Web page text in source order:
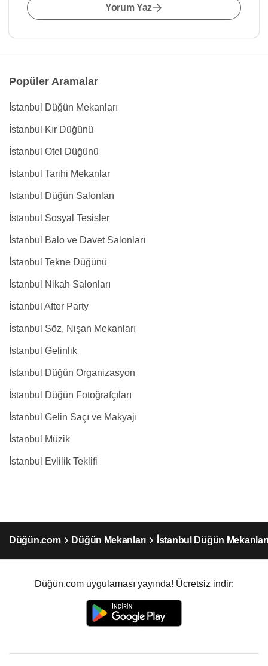
Yorum Yaz
Popüler Aramalar
İstanbul Düğün Mekanları
İstanbul Kır Düğünü
İstanbul Otel Düğünü
İstanbul Tarihi Mekanlar
İstanbul Düğün Salonları
İstanbul Sosyal Tesisler
İstanbul Balo ve Davet Salonları
İstanbul Tekne Düğünü
İstanbul Nikah Salonları
İstanbul After Party
İstanbul Söz, Nişan Mekanları
İstanbul Gelinlik
İstanbul Düğün Organizasyon
İstanbul Düğün Fotoğrafçıları
İstanbul Gelin Saçı ve Makyajı
İstanbul Müzik
İstanbul Evlilik Teklifi
Düğün.com Düğün Mekanları İstanbul Düğün
Düğün.com uygulaması yayında! Ücretsiz indir: